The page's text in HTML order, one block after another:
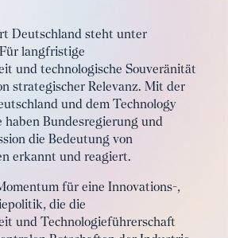
Deutschland steht unter
langfristige
und technologische Souveränität
strategischer Relevanz. Mit der
und dem Technology
haben Bundesregierung und
die Bedeutung von
erkannt und reagiert.
für eine Innovations-,
die die
und Technologieführerschaft